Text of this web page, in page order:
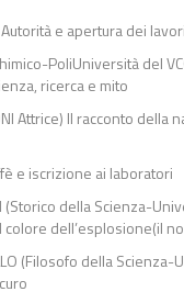
e apertura dei lavori
PoliUniversità del
ricerca e mito
Attrice) Il racconto della
e iscrizione ai laboratori
(Storico della Scienza-
colore dell’esplosione(il
(Filosofo della Scienza-